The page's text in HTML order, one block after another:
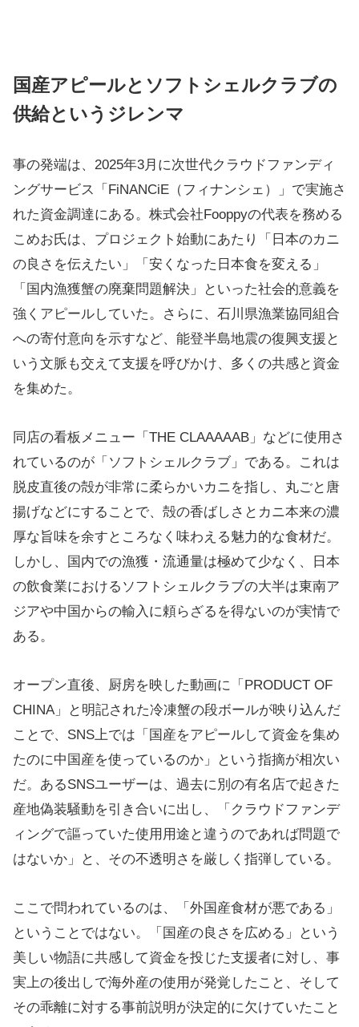
国産アピールとソフトシェルクラブの
供給というジレンマ
事の発端は、2025年3月に次世代クラウドファンディ
ングサービス「FiNANCiE（フィナンシェ）」で実施さ
れた資金調達にある。株式会社Fooppyの代表を務める
こめお氏は、プロジェクト始動にあたり「日本のカニ
の良さを伝えたい」「安くなった日本食を変える」
「国内漁獲蟹の廃棄問題解決」といった社会的意義を
強くアピールしていた。さらに、石川県漁業協同組合
への寄付意向を示すなど、能登半島地震の復興支援と
いう文脈も交えて支援を呼びかけ、多くの共感と資金
を集めた。
同店の看板メニュー「THE CLAAAAAB」などに使用さ
れているのが「ソフトシェルクラブ」である。これは
脱皮直後の殻が非常に柔らかいカニを指し、丸ごと唐
揚げなどにすることで、殻の香ばしさとカニ本来の濃
厚な旨味を余すところなく味わえる魅力的な食材だ。
しかし、国内での漁獲・流通量は極めて少なく、日本
の飲食業におけるソフトシェルクラブの大半は東南ア
ジアや中国からの輸入に頼らざるを得ないのが実情で
ある。
オープン直後、厨房を映した動画に「PRODUCT OF
CHINA」と明記された冷凍蟹の段ボールが映り込んだ
ことで、SNS上では「国産をアピールして資金を集め
たのに中国産を使っているのか」という指摘が相次い
だ。あるSNSユーザーは、過去に別の有名店で起きた
産地偽装騒動を引き合いに出し、「クラウドファンデ
ィングで謳っていた使用用途と違うのであれば問題で
はないか」と、その不透明さを厳しく指弾している。
ここで問われているのは、「外国産食材が悪である」
ということではない。「国産の良さを広める」という
美しい物語に共感して資金を投じた支援者に対し、事
実上の後出しで海外産の使用が発覚したこと、そして
その乖離に対する事前説明が決定的に欠けていたこと